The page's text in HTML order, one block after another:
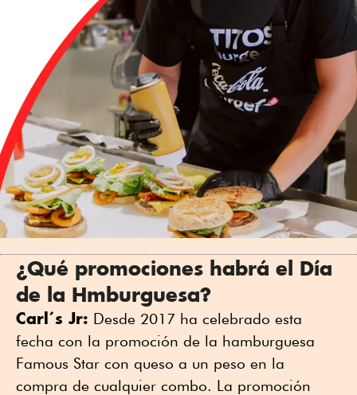
¿Qué promociones habrá el Día
de la Hmburguesa?
Carl´s Jr: Desde 2017 ha celebrado esta
fecha con la promoción de la hamburguesa
Famous Star con queso a un peso en la
compra de cualquier combo. La promoción